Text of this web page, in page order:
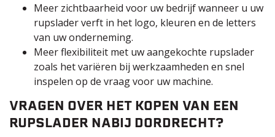
Meer zichtbaarheid voor uw bedrijf wanneer u uw
rupslader verft in het logo, kleuren en de letters
van uw onderneming.
Meer flexibiliteit met uw aangekochte rupslader
zoals het variëren bij werkzaamheden en snel
inspelen op de vraag voor uw machine.
VRAGEN OVER HET KOPEN VAN EEN
RUPSLADER NABIJ DORDRECHT?